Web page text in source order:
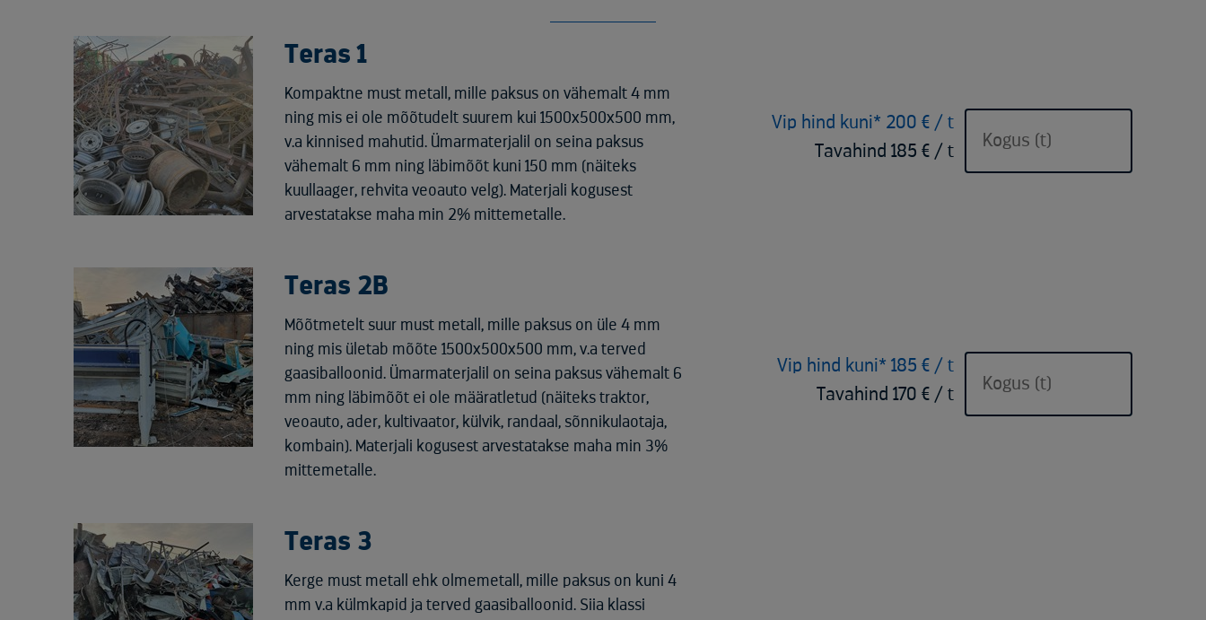
Teras 1
Kompaktne must metall, mille paksus on vähemalt 4 mm
ning mis ei ole mõõtudelt suurem kui 1500x500x500 mm,
v.a kinnised mahutid. Ümarmaterjalil on seina paksus
vähemalt 6 mm ning läbimõõt kuni 150 mm (näiteks
kuullaager, rehvita veoauto velg). Materjali kogusest
arvestatakse maha min 2% mittemetalle.
Vip hind kuni* 200 € / t
Tavahind 185 € / t
Teras 2B
Mõõtmetelt suur must metall, mille paksus on üle 4 mm
ning mis ületab mõõte 1500x500x500 mm, v.a terved
gaasiballoonid. Ümarmaterjalil on seina paksus vähemalt 6
mm ning läbimõõt ei ole määratletud (näiteks traktor,
veoauto, ader, kultivaator, külvik, randaal, sõnnikulaotaja,
kombain). Materjali kogusest arvestatakse maha min 3%
mittemetalle.
Vip hind kuni* 185 € / t
Tavahind 170 € / t
Teras 3
Kerge must metall ehk olmemetall, mille paksus on kuni 4
mm v.a külmkapid ja terved gaasiballoonid. Siia klassi